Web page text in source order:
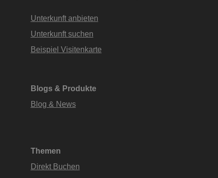
Unterkunft anbieten
Unterkunft suchen
Beispiel Visitenkarte
Blogs & Produkte
Blog & News
Themen
Direkt Buchen